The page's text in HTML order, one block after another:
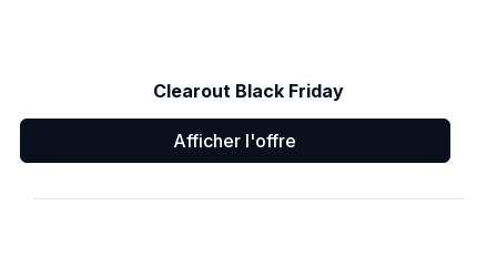
Clearout Black Friday
Afficher l'offre